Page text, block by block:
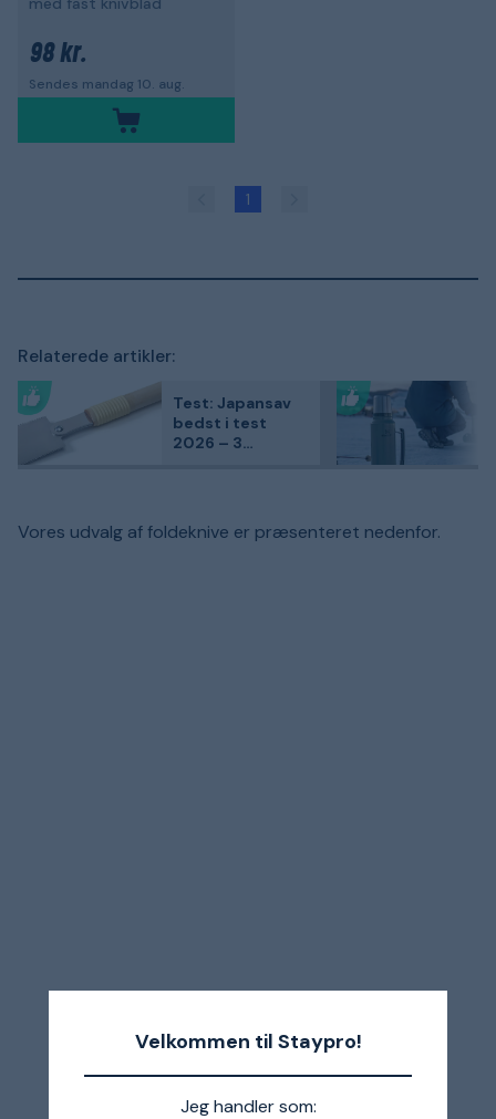
Velkommen til Staypro!
Jeg handler som:
98 kr.
Sendes mandag 10. aug.
1
Relaterede artikler:
Test: Japansav
bedst i test
2026 – 3
Vores udvalg af foldeknive er præsenteret nedenfor.